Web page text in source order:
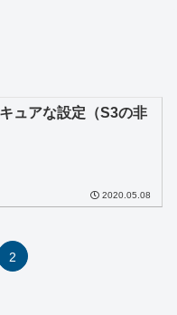
ュアな設定（S3の非
2020.05.08
2